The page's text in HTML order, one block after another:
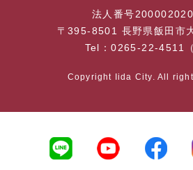
法人番号
〒395-8501 長野県飯田市
Tel：0265-22-4511（
Copyright Iida City. All